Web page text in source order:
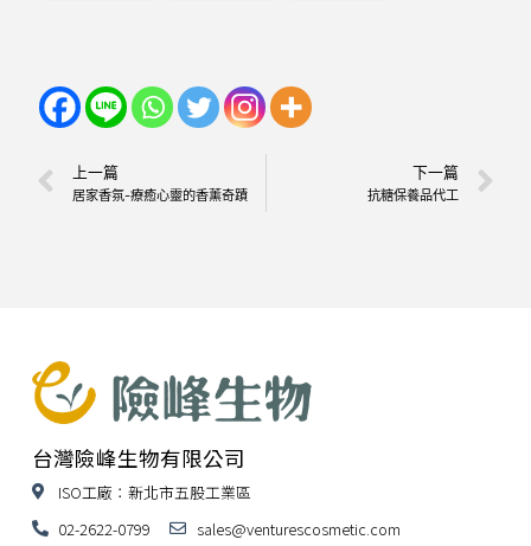
上一篇
居家香氛-療癒心靈的香薰奇蹟
下一篇
抗糖保養品代工
台灣險峰生物有限公司
ISO工廠：新北市五股工業區
02-2622-0799
sales@venturescosmetic.com